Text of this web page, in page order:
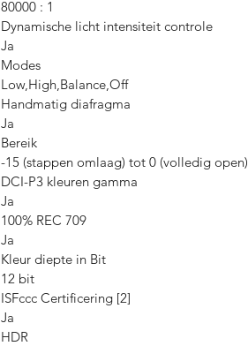
80000 : 1
Dynamische licht intensiteit controle
Ja
Modes
Low,High,Balance,Off
Handmatig diafragma
Ja
Bereik
-15 (stappen omlaag) tot 0 (volledig open)
DCI-P3 kleuren gamma
Ja
100% REC 709
Ja
Kleur diepte in Bit
12 bit
ISFccc Certificering [2]
Ja
HDR